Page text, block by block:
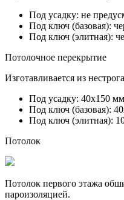
Под усадку: не
Под ключ (базовая):
Под ключ (элитная):
Потолочное перекрытие
Изготавливается из
Под усадку: 40х150
Под ключ (базовая):
Под ключ (элитная):
Потолок
Потолок первого этажа
пароизоляцией.